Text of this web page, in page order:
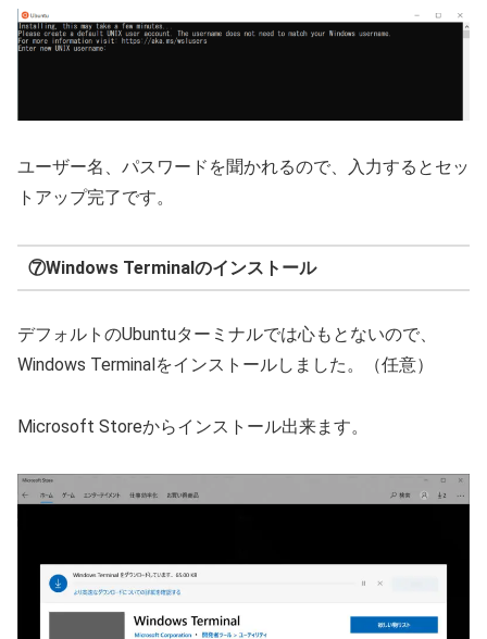
ユーザー名、パスワードを聞かれるので、入力するとセッ
トアップ完了です。
⑦Windows Terminalのインストール
デフォルトのUbuntuターミナルでは心もとないので、
Windows Terminalをインストールしました。（任意）
Microsoft Storeからインストール出来ます。